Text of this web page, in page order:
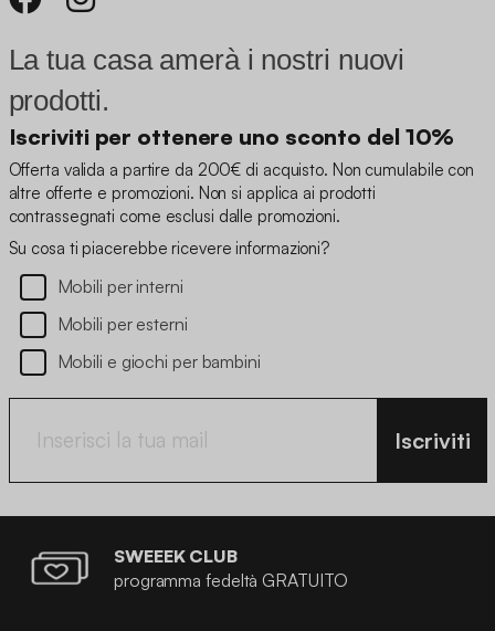
La tua casa amerà i nostri nuovi
prodotti.
Iscriviti per ottenere uno sconto del 10%
Offerta valida a partire da 200€ di acquisto. Non cumulabile con
altre offerte e promozioni. Non si applica ai prodotti
contrassegnati come esclusi dalle promozioni.
Su cosa ti piacerebbe ricevere informazioni?
Mobili per interni
Mobili per esterni
Mobili e giochi per bambini
Iscriviti
SWEEEK CLUB
programma fedeltà GRATUITO